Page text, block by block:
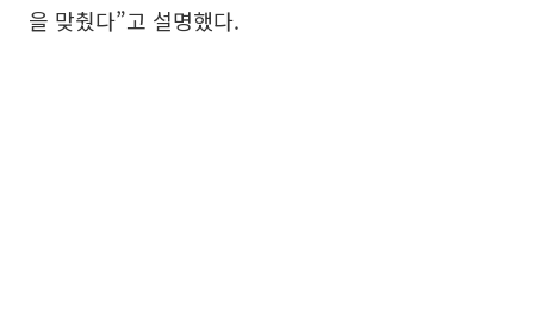
을 맞췄다”고 설명했다.